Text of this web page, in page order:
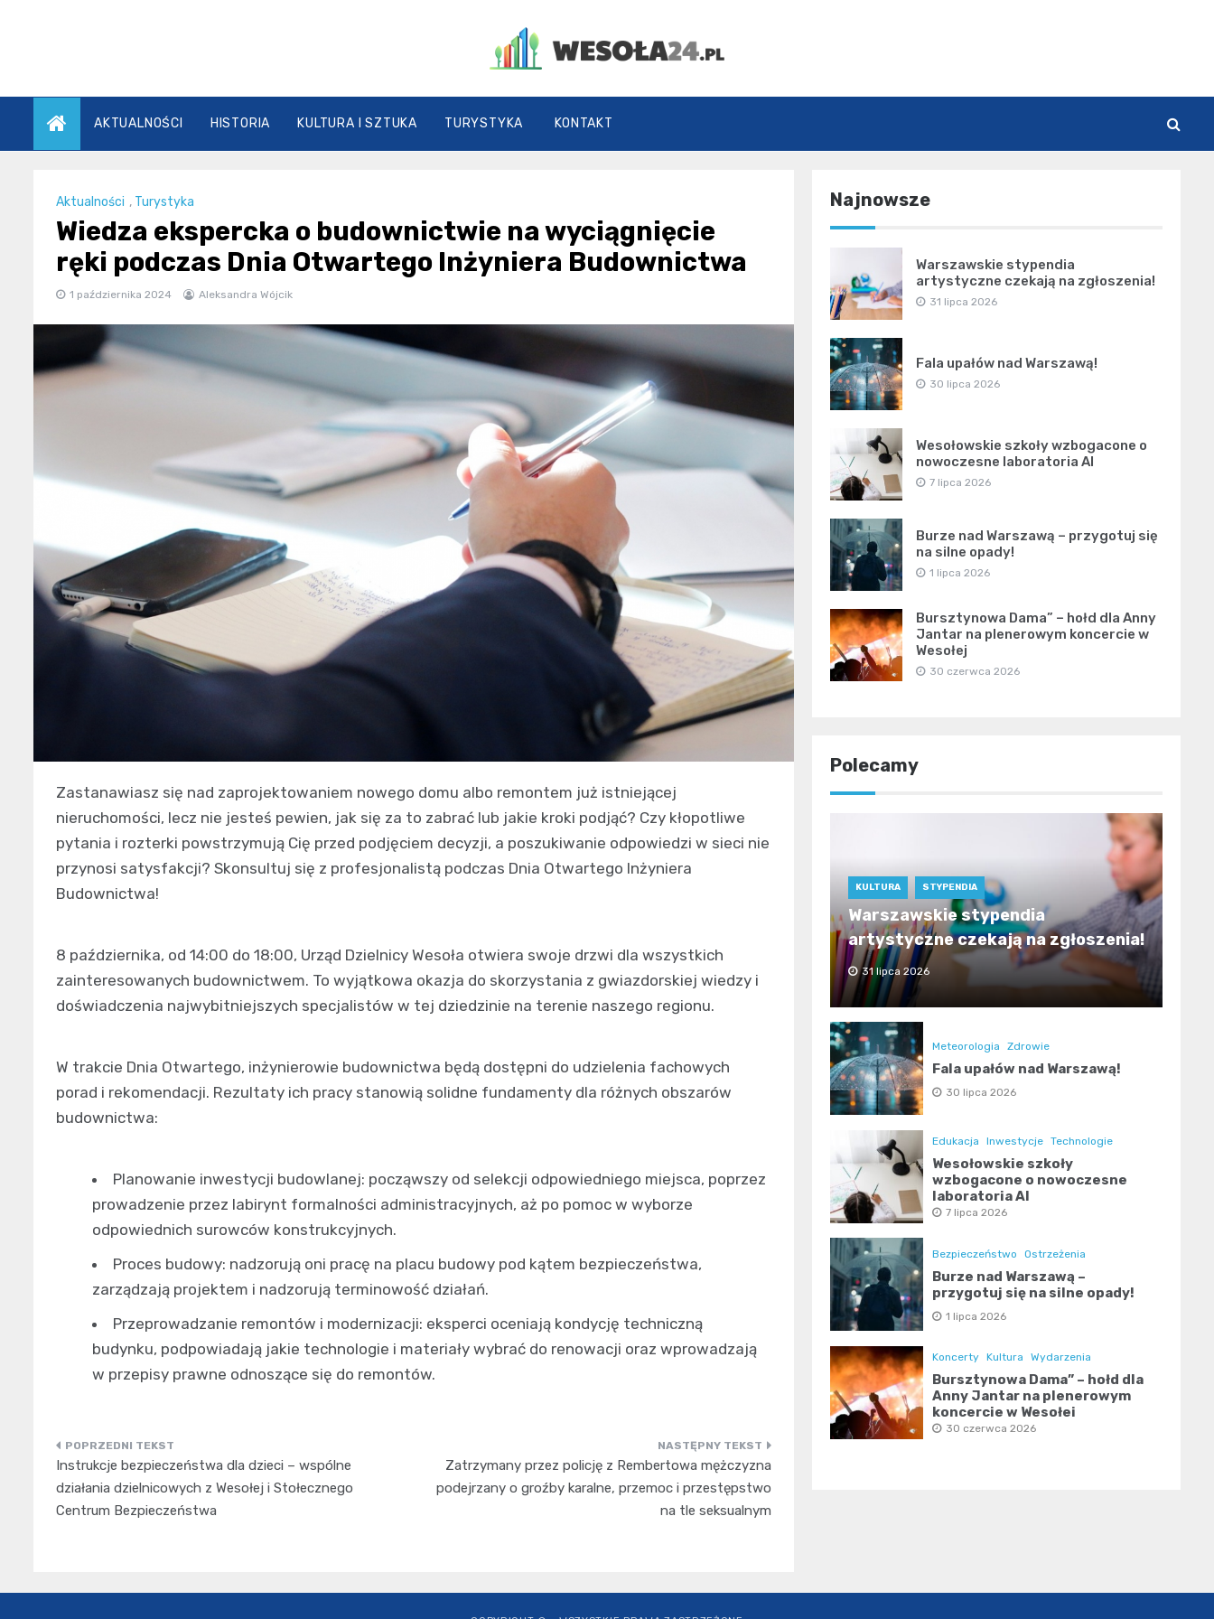
Wesoła24.pl
AKTUALNOŚCI HISTORIA KULTURA I SZTUKA TURYSTYKA KONTAKT
Aktualności , Turystyka
Wiedza ekspercka o budownictwie na wyciągnięcie
ręki podczas Dnia Otwartego Inżyniera Budownictwa
1 października 2024 Aleksandra Wójcik
Zastanawiasz się nad zaprojektowaniem nowego domu albo remontem już istniejącej
nieruchomości, lecz nie jesteś pewien, jak się za to zabrać lub jakie kroki podjąć? Czy kłopotliwe
pytania i rozterki powstrzymują Cię przed podjęciem decyzji, a poszukiwanie odpowiedzi w sieci nie
przynosi satysfakcji? Skonsultuj się z profesjonalistą podczas Dnia Otwartego Inżyniera
Budownictwa!
8 października, od 14:00 do 18:00, Urząd Dzielnicy Wesoła otwiera swoje drzwi dla wszystkich
zainteresowanych budownictwem. To wyjątkowa okazja do skorzystania z gwiazdorskiej wiedzy i
doświadczenia najwybitniejszych specjalistów w tej dziedzinie na terenie naszego regionu.
W trakcie Dnia Otwartego, inżynierowie budownictwa będą dostępni do udzielenia fachowych
porad i rekomendacji. Rezultaty ich pracy stanowią solidne fundamenty dla różnych obszarów
budownictwa:
Planowanie inwestycji budowlanej: począwszy od selekcji odpowiedniego miejsca, poprzez
prowadzenie przez labirynt formalności administracyjnych, aż po pomoc w wyborze
odpowiednich surowców konstrukcyjnych.
Proces budowy: nadzorują oni pracę na placu budowy pod kątem bezpieczeństwa,
zarządzają projektem i nadzorują terminowość działań.
Przeprowadzanie remontów i modernizacji: eksperci oceniają kondycję techniczną
budynku, podpowiadają jakie technologie i materiały wybrać do renowacji oraz wprowadzają
w przepisy prawne odnoszące się do remontów.
Nawigacja
wpisu
Instrukcje bezpieczeństwa dla dzieci – wspólne
działania dzielnicowych z Wesołej i Stołecznego
Centrum Bezpieczeństwa
Zatrzymany przez policję z Rembertowa mężczyzna
podejrzany o groźby karalne, przemoc i przestępstwo
na tle seksualnym
Najnowsze
Warszawskie stypendia
artystyczne czekają na zgłoszenia!
31 lipca 2026
Fala upałów nad Warszawą!
30 lipca 2026
Wesołowskie szkoły wzbogacone o
nowoczesne laboratoria AI
7 lipca 2026
Burze nad Warszawą – przygotuj się
na silne opady!
1 lipca 2026
Bursztynowa Dama” – hołd dla Anny
Jantar na plenerowym koncercie w
Wesołej
30 czerwca 2026
Polecamy
KULTURA STYPENDIA
Warszawskie stypendia
artystyczne czekają na zgłoszenia!
31 lipca 2026
Meteorologia Zdrowie
Fala upałów nad Warszawą!
30 lipca 2026
Edukacja Inwestycje Technologie
Wesołowskie szkoły
wzbogacone o nowoczesne
laboratoria AI
7 lipca 2026
Bezpieczeństwo Ostrzeżenia
Burze nad Warszawą –
przygotuj się na silne opady!
1 lipca 2026
Koncerty Kultura Wydarzenia
Bursztynowa Dama” – hołd dla
Anny Jantar na plenerowym
koncercie w Wesołej
30 czerwca 2026